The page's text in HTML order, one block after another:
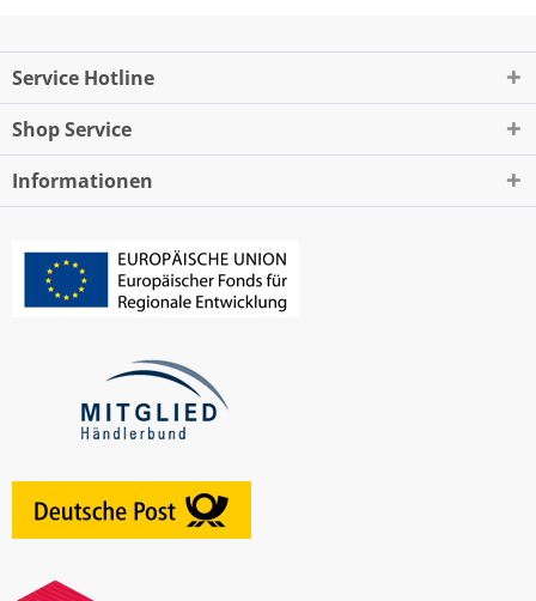
Service Hotline
Shop Service
Informationen